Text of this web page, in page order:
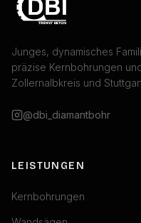
Junges, dynamisches
präzise Kernbohrungen
Zollernalbkreis und
@dbi_diamantbohr
LEISTUNGEN
Kernbohrungen